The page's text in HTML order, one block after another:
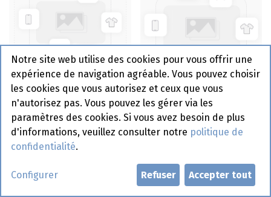
Plateau grand Noir Frit
Is It
Plateau Crazy Noir
Notre site web utilise des cookies pour vous offrir une
expérience de navigation agréable. Vous pouvez choisir
les cookies que vous autorisez et ceux que vous
n'autorisez pas. Vous pouvez les gérer via les
paramètres des cookies. Si vous avez besoin de plus
d'informations, veuillez consulter notre politique de
confidentialité.
Configurer Refuser Accepter tout